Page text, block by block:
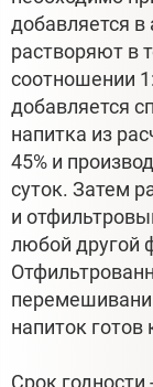
добавляется
растворяют в
соотношении
добавляется
напитка из
45% и
суток. Затем
и
любой другой
напиток
Срок